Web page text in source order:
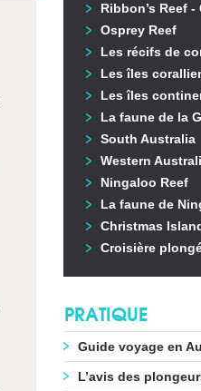
Ribbon’s Reef -
Osprey Reef
Les récifs de
Les îles
Les îles
La faune de la
South Australia
Western
Ningaloo Reef
La faune de
Christmas
Croisière
PRATIQUE
Guide voyage en
L’avis des